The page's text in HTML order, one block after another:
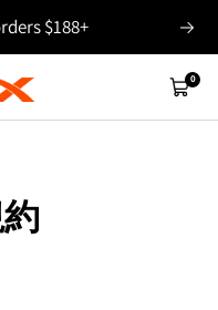
$188+
次
カ
ー
0